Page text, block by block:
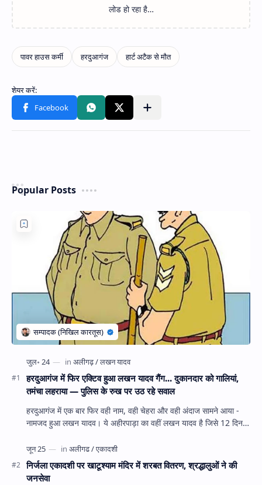
Popular Posts
हरदुआगंज में फिर एक्टिव हुआ लखन यादव गैंग... दुकानदार को गालियां,
तमंचा लहराया — पुलिस के रुख पर उठ रहे सवाल
हरदुआगंज में एक बार फिर वही नाम, वही चेहरा और वही अंदाज सामने आया -
नामजद हुआ लखन यादव। ये अहीरपाड़ा का वहीं लखन यादव है जिसे 12 दिन
निर्जला एकादशी पर खाटूश्याम मंदिर में शरबत वितरण, श्रद्धालुओं ने की
जनसेवा